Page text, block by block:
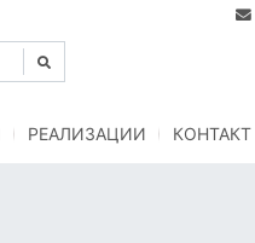
РЕАЛИЗАЦИИ КОНТАКТ